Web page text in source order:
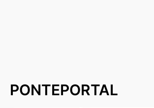
PONTEPORTAL